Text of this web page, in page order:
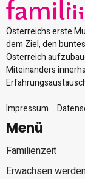
Österreichs erste
dem Ziel, den
Österreich
Miteinanders
Impressum
Menü
Familienzeit
Erwachsen